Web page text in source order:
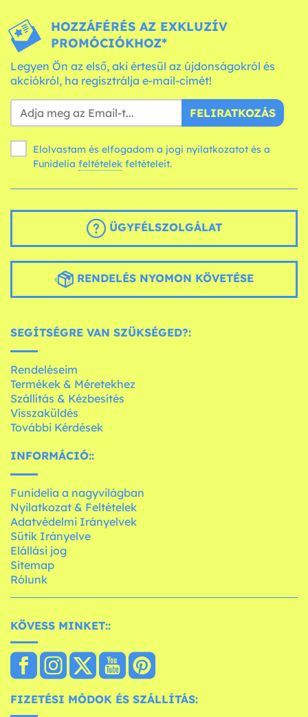
HOZZÁFÉRÉS AZ EXKLUZÍV
PROMÓCIÓKHOZ*
Legyen Ön az első, aki értesül az újdonságokról és
akciókról, ha regisztrálja e-mail-címét!
FELIRATKOZÁS
Elolvastam és elfogadom a jogi nyilatkozatot és a
Funidelia feltételek feltételeit.
ÜGYFÉLSZOLGÁLAT
RENDELÉS NYOMON KÖVETÉSE
SEGÍTSÉGRE VAN SZÜKSÉGED?:
Rendeléseim
Termékek & Méretekhez
Szállítás & Kézbesítés
Visszaküldés
További Kérdések
INFORMÁCIÓ::
Funidelia a nagyvilágban
Nyilatkozat & Feltételek
Adatvédelmi Irányelvek
Sütik Irányelve
Elállási jog
Sitemap
Rólunk
KÖVESS MINKET::
FIZETÉSI MÓDOK ÉS SZÁLLÍTÁS: